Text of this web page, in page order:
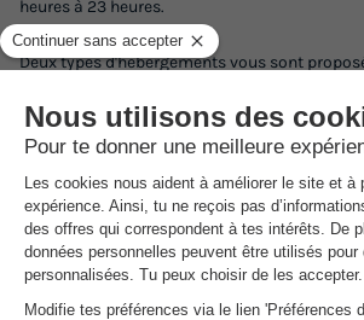
heures à 23 heures.
Deux types d'hébergements vous sont
Pineta" avec séjour, coin cuisine, salle de
terrasse.